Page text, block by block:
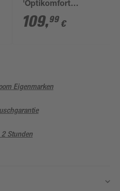
'Optikomfort
Jonte984'
anthrazit/eichefarben
109,99 €
Eigenmarken
Stunden